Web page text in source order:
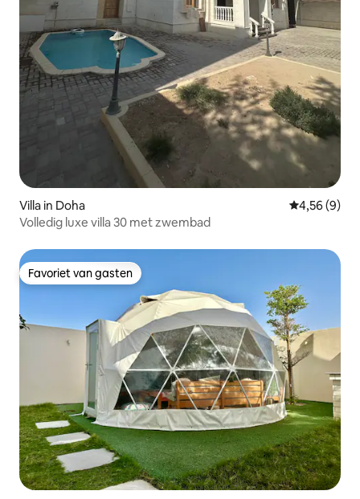
Villa in Doha Gemiddelde
4,56 (9)
Volledig luxe villa 30 met zwembad
Favoriet van gasten
Favoriet van gasten